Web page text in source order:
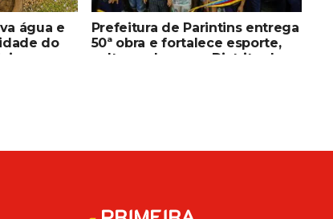
água e
do
Prefeitura de Parintins entrega
50ª obra e fortalece esporte,
cultura e lazer no Distrito do